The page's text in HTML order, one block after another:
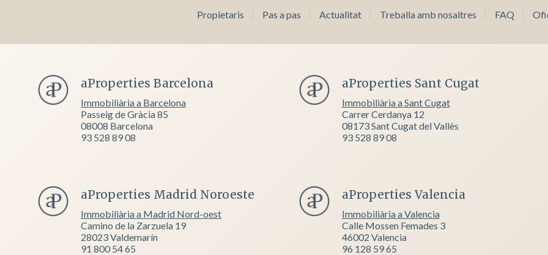
Propietaris Pas a pas Actualitat Treballa amb nosaltres FAQ
aProperties Barcelona
Immobiliària a Barcelona
Passeig de Gràcia 85
08008 Barcelona
93 528 89 08
aProperties Sant Cugat
Immobiliària a Sant Cugat
Carrer Cerdanya 12
08173 Sant Cugat del Vallès
93 528 89 08
aProperties Madrid Noroeste
Immobiliària a Madrid Nord-oest
Camino de la Zarzuela 19
28023 Valdemarín
91 800 54 65
aProperties Valencia
Immobiliària a Valencia
Calle Mossen Femades 3
46002 Valencia
96 128 59 65